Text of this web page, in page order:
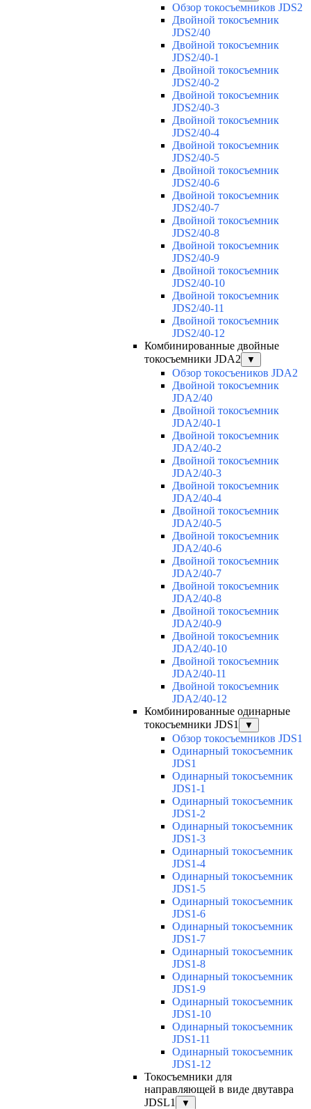
Обзор токосъемников JDS2
Двойной токосъемник
JDS2/40
Двойной токосъемник
JDS2/40-1
Двойной токосъемник
JDS2/40-2
Двойной токосъемник
JDS2/40-3
Двойной токосъемник
JDS2/40-4
Двойной токосъемник
JDS2/40-5
Двойной токосъемник
JDS2/40-6
Двойной токосъемник
JDS2/40-7
Двойной токосъемник
JDS2/40-8
Двойной токосъемник
JDS2/40-9
Двойной токосъемник
JDS2/40-10
Двойной токосъемник
JDS2/40-11
Двойной токосъемник
JDS2/40-12
Комбинированные двойные
токосъемники JDA2
▼
Обзор токосъеников JDA2
Двойной токосъемник
JDA2/40
Двойной токосъемник
JDA2/40-1
Двойной токосъемник
JDA2/40-2
Двойной токосъемник
JDA2/40-3
Двойной токосъемник
JDA2/40-4
Двойной токосъемник
JDA2/40-5
Двойной токосъемник
JDA2/40-6
Двойной токосъемник
JDA2/40-7
Двойной токосъемник
JDA2/40-8
Двойной токосъемник
JDA2/40-9
Двойной токосъемник
JDA2/40-10
Двойной токосъемник
JDA2/40-11
Двойной токосъемник
JDA2/40-12
Комбинированные одинарные
токосъемники JDS1
▼
Обзор токосъемников JDS1
Одинарный токосъемник
JDS1
Одинарный токосъемник
JDS1-1
Одинарный токосъемник
JDS1-2
Одинарный токосъемник
JDS1-3
Одинарный токосъемник
JDS1-4
Одинарный токосъемник
JDS1-5
Одинарный токосъемник
JDS1-6
Одинарный токосъемник
JDS1-7
Одинарный токосъемник
JDS1-8
Одинарный токосъемник
JDS1-9
Одинарный токосъемник
JDS1-10
Одинарный токосъемник
JDS1-11
Одинарный токосъемник
JDS1-12
Токосъемники для
направляющей в виде двутавра
JDSL1
▼